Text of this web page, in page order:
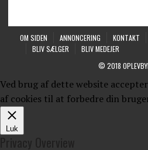
OM SIDEN ANNONCERING KONTAKT
BLIV SÆLGER
BLIV MEDEJER
© 2018
Ved brug af dette website
af cookies til at forbedre din
Luk